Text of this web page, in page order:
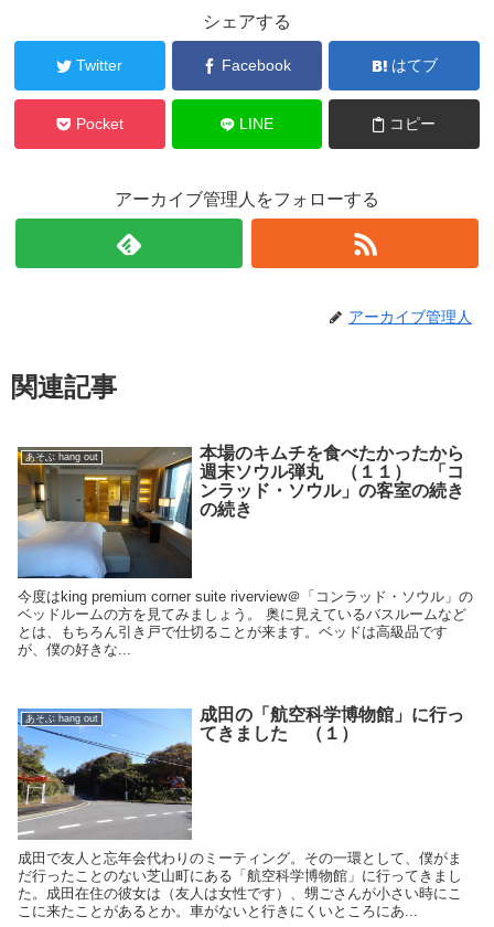
シェアする
Twitter Facebook はてブ
Pocket LINE コピー
アーカイブ管理人をフォローする
アーカイブ管理人
関連記事
あそぶ hang out
本場のキムチを食べたかったから
週末ソウル弾丸 （１１） 「コ
ンラッド・ソウル」の客室の続き
の続き
今度はking premium corner suite riverview＠「コンラッド・ソウル」の
ベッドルームの方を見てみましょう。 奥に見えているバスルームなど
とは、もちろん引き戸で仕切ることが来ます。ベッドは高級品です
が、僕の好きな...
あそぶ hang out
成田の「航空科学博物館」に行っ
てきました （１）
成田で友人と忘年会代わりのミーティング。その一環として、僕がま
だ行ったことのない芝山町にある「航空科学博物館」に行ってきまし
た。成田在住の彼女は（友人は女性です）、甥ごさんが小さい時にこ
こに来たことがあるとか。車がないと行きにくいところにあ...